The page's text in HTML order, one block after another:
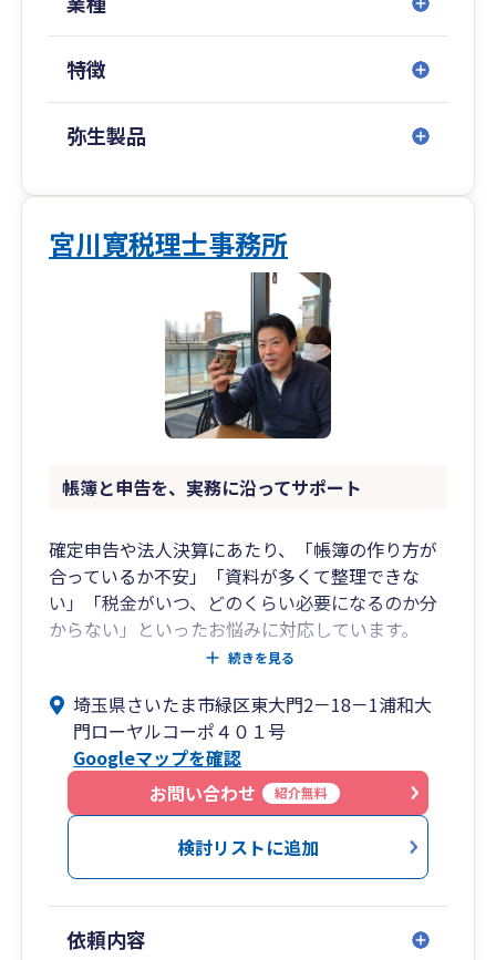
気軽にご相談ください。
特徴
弥生製品
宮川寛税理士事務所
帳簿と申告を、実務に沿ってサポート
確定申告や法人決算にあたり、「帳簿の作り方が
合っているか不安」「資料が多くて整理できな
い」「税金がいつ、どのくらい必要になるのか分
からない」といったお悩みに対応しています。
心に、記帳内容の確認、申告書作成、経理体制の
見直しまで、実務に沿ってわかりやすくサポート
します。
弥生会計を利用した自計化支援、記帳代行、クラ
ウド会計の導入相談にも対応しています。専門用
語をできるだけ使わず、現在の状況に合わせて
続きを見る
埼玉県さいたま市緑区東大門2－18－1浦和大
門ローヤルコーポ４０１号
Googleマップを確認
お問い合わせ
紹介無料
検討リストに追加
依頼内容